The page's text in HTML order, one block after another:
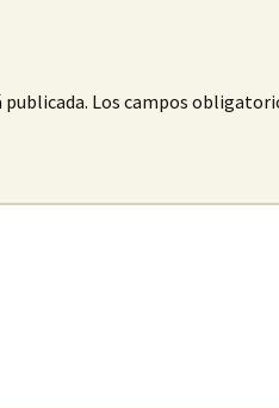
Los campos